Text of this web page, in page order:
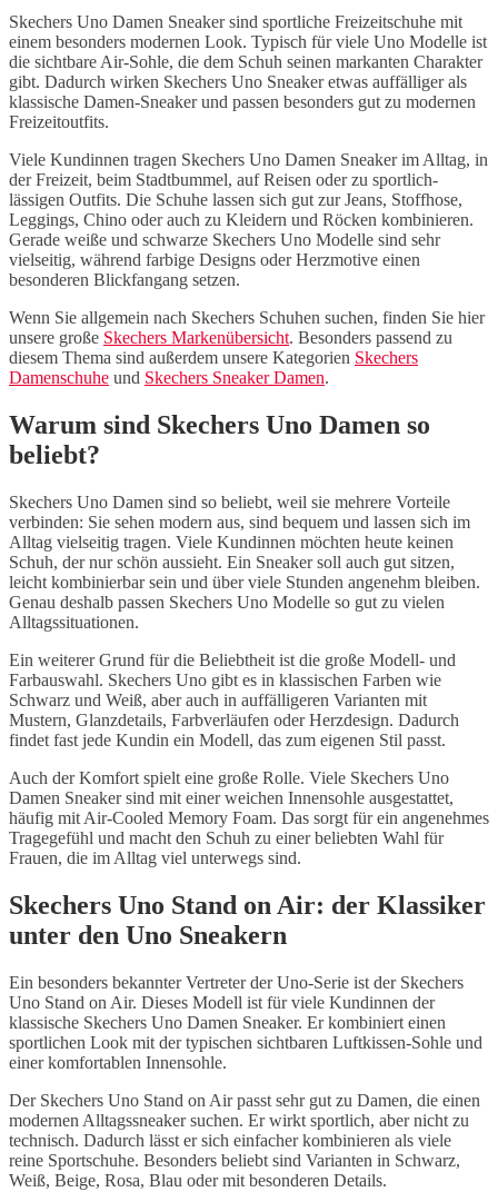
Skechers Uno Damen Sneaker sind sportliche Freizeitschuhe mit
einem besonders modernen Look. Typisch für viele Uno Modelle ist
die sichtbare Air-Sohle, die dem Schuh seinen markanten Charakter
gibt. Dadurch wirken Skechers Uno Sneaker etwas auffälliger als
klassische Damen-Sneaker und passen besonders gut zu modernen
Freizeitoutfits.
Viele Kundinnen tragen Skechers Uno Damen Sneaker im Alltag, in
der Freizeit, beim Stadtbummel, auf Reisen oder zu sportlich-
lässigen Outfits. Die Schuhe lassen sich gut zur Jeans, Stoffhose,
Leggings, Chino oder auch zu Kleidern und Röcken kombinieren.
Gerade weiße und schwarze Skechers Uno Modelle sind sehr
vielseitig, während farbige Designs oder Herzmotive einen
besonderen Blickfangang setzen.
Wenn Sie allgemein nach Skechers Schuhen suchen, finden Sie hier
unsere große Skechers Markenübersicht. Besonders passend zu
diesem Thema sind außerdem unsere Kategorien Skechers
Damenschuhe und Skechers Sneaker Damen.
Warum sind Skechers Uno Damen so
beliebt?
Skechers Uno Damen sind so beliebt, weil sie mehrere Vorteile
verbinden: Sie sehen modern aus, sind bequem und lassen sich im
Alltag vielseitig tragen. Viele Kundinnen möchten heute keinen
Schuh, der nur schön aussieht. Ein Sneaker soll auch gut sitzen,
leicht kombinierbar sein und über viele Stunden angenehm bleiben.
Genau deshalb passen Skechers Uno Modelle so gut zu vielen
Alltagssituationen.
Ein weiterer Grund für die Beliebtheit ist die große Modell- und
Farbauswahl. Skechers Uno gibt es in klassischen Farben wie
Schwarz und Weiß, aber auch in auffälligeren Varianten mit
Mustern, Glanzdetails, Farbverläufen oder Herzdesign. Dadurch
findet fast jede Kundin ein Modell, das zum eigenen Stil passt.
Auch der Komfort spielt eine große Rolle. Viele Skechers Uno
Damen Sneaker sind mit einer weichen Innensohle ausgestattet,
häufig mit Air-Cooled Memory Foam. Das sorgt für ein angenehmes
Tragegefühl und macht den Schuh zu einer beliebten Wahl für
Frauen, die im Alltag viel unterwegs sind.
Skechers Uno Stand on Air: der Klassiker
unter den Uno Sneakern
Ein besonders bekannter Vertreter der Uno-Serie ist der Skechers
Uno Stand on Air. Dieses Modell ist für viele Kundinnen der
klassische Skechers Uno Damen Sneaker. Er kombiniert einen
sportlichen Look mit der typischen sichtbaren Luftkissen-Sohle und
einer komfortablen Innensohle.
Der Skechers Uno Stand on Air passt sehr gut zu Damen, die einen
modernen Alltagssneaker suchen. Er wirkt sportlich, aber nicht zu
technisch. Dadurch lässt er sich einfacher kombinieren als viele
reine Sportschuhe. Besonders beliebt sind Varianten in Schwarz,
Weiß, Beige, Rosa, Blau oder mit besonderen Details.